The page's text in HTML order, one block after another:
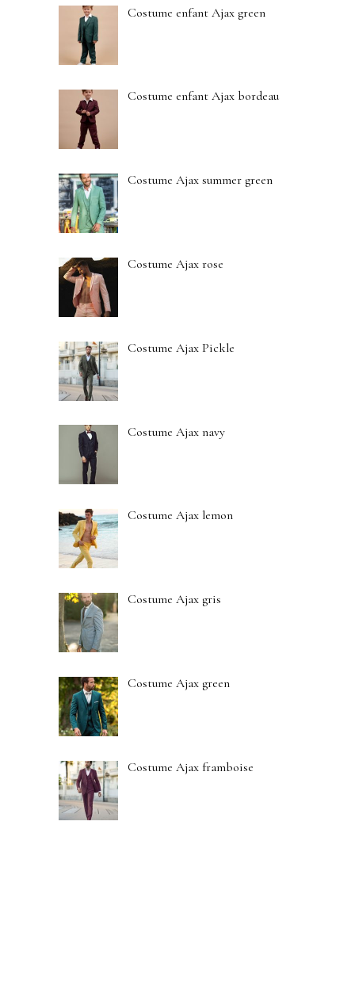
Costume enfant Ajax green
Costume enfant Ajax bordeau
Costume Ajax summer green
Costume Ajax rose
Costume Ajax Pickle
Costume Ajax navy
Costume Ajax lemon
Costume Ajax gris
Costume Ajax green
Costume Ajax framboise